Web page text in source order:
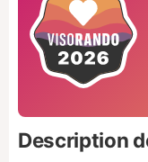
Description